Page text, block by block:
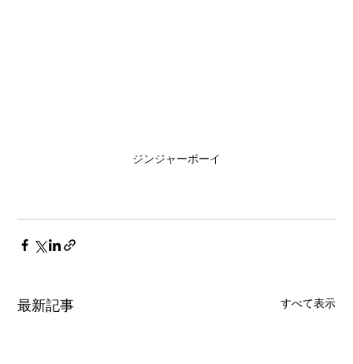
ジンジャーボーイ
最新記事 すべて表示